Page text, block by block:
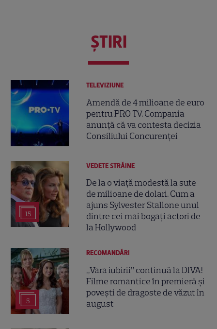
ŞTIRI
TELEVIZIUNE
Amendă de 4 milioane de euro
pentru PRO TV. Compania
anunță că va contesta decizia
Consiliului Concurenței
15
VEDETE STRĂINE
De la o viață modestă la sute
de milioane de dolari. Cum a
ajuns Sylvester Stallone unul
dintre cei mai bogați actori de
la Hollywood
5
RECOMANDĂRI
„Vara iubirii” continuă la DIVA!
Filme romantice în premieră și
povești de dragoste de văzut în
august